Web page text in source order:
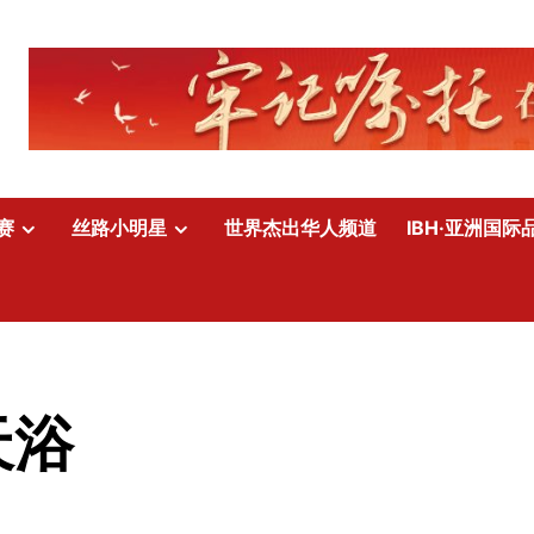
丝路小明星 世界杰出华人频道 IBH·亚洲国际